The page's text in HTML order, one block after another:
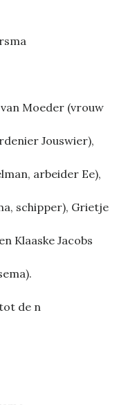
Moeder (vrouw
Jouswier),
arbeider Ee),
schipper), Grietje
Klaaske Jacobs
de n